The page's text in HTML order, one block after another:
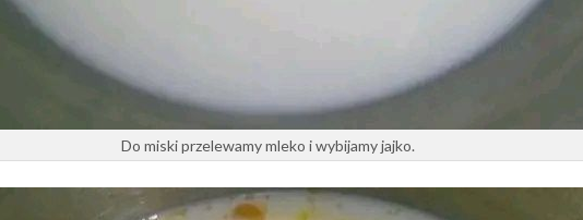
Do miski przelewamy mleko i wybijamy jajko.